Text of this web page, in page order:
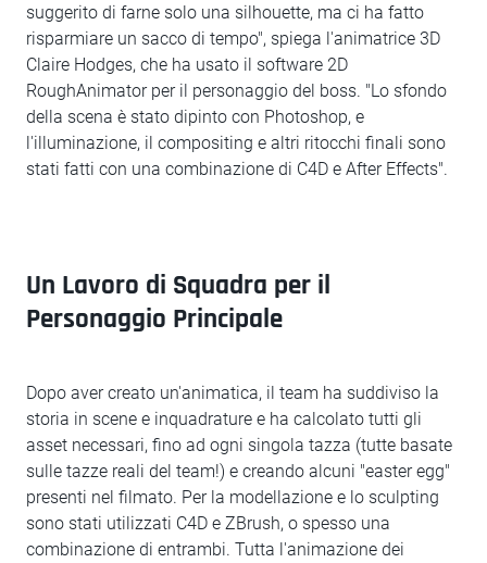
suggerito di farne solo una silhouette, ma ci ha fatto
risparmiare un sacco di tempo", spiega l'animatrice 3D
Claire Hodges, che ha usato il software 2D
RoughAnimator per il personaggio del boss. "Lo sfondo
della scena è stato dipinto con Photoshop, e
l'illuminazione, il compositing e altri ritocchi finali sono
stati fatti con una combinazione di C4D e After Effects".
Un Lavoro di Squadra per il
Personaggio Principale
Dopo aver creato un'animatica, il team ha suddiviso la
storia in scene e inquadrature e ha calcolato tutti gli
asset necessari, fino ad ogni singola tazza (tutte basate
sulle tazze reali del team!) e creando alcuni "easter egg"
presenti nel filmato. Per la modellazione e lo sculpting
sono stati utilizzati C4D e ZBrush, o spesso una
combinazione di entrambi. Tutta l'animazione dei